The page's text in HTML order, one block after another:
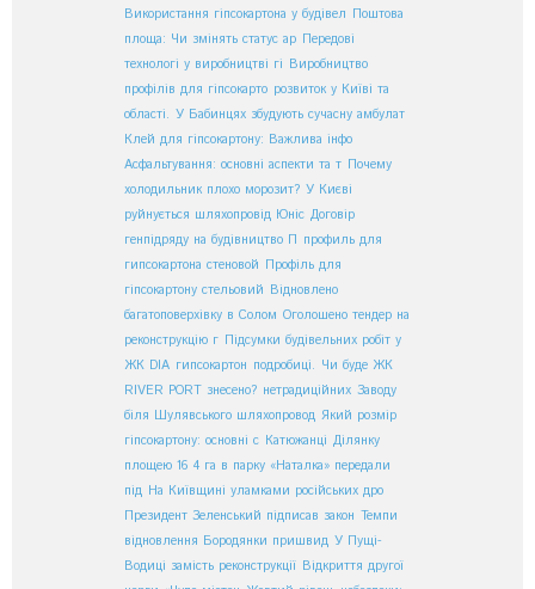
Використання гіпсокартона у будівел Поштова
площа: Чи змінять статус ар Передові
технологі у виробництві гі Виробництво
профілів для гіпсокарто розвиток у Київі та
області. У Бабинцях збудують сучасну амбулат
Клей для гіпсокартону: Важлива інфо
Асфальтування: основні аспекти та т Почему
холодильник плохо морозит? У Києві
руйнується шляхопровід Юніс Договір
генпідряду на будівництво П профиль для
гипсокартона стеновой Профіль для
гіпсокартону стельовий Відновлено
багатоповерхівку в Солом Оголошено тендер на
реконструкцію г Підсумки будівельних робіт у
ЖК DIA гипсокартон подробиці. Чи буде ЖК
RIVER PORT знесено? нетрадиційних Заводу
біля Шулявського шляхопровод Який розмір
гіпсокартону: основні с Катюжанці Ділянку
площею 16 4 га в парку «Наталка» передали
під На Київщині уламками російських дро
Президент Зеленський підписав закон Темпи
відновлення Бородянки пришвид У Пущі-
Водиці замість реконструкції Відкриття другої